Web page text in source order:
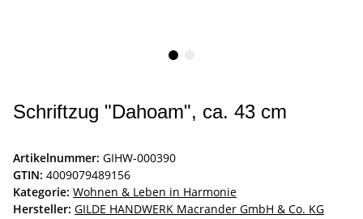
Schriftzug "Dahoam", ca. 43 cm
Artikelnummer: GIHW-000390
GTIN: 4009079489156
Kategorie: Wohnen & Leben in Harmonie
Hersteller: GILDE HANDWERK Macrander GmbH & Co. KG